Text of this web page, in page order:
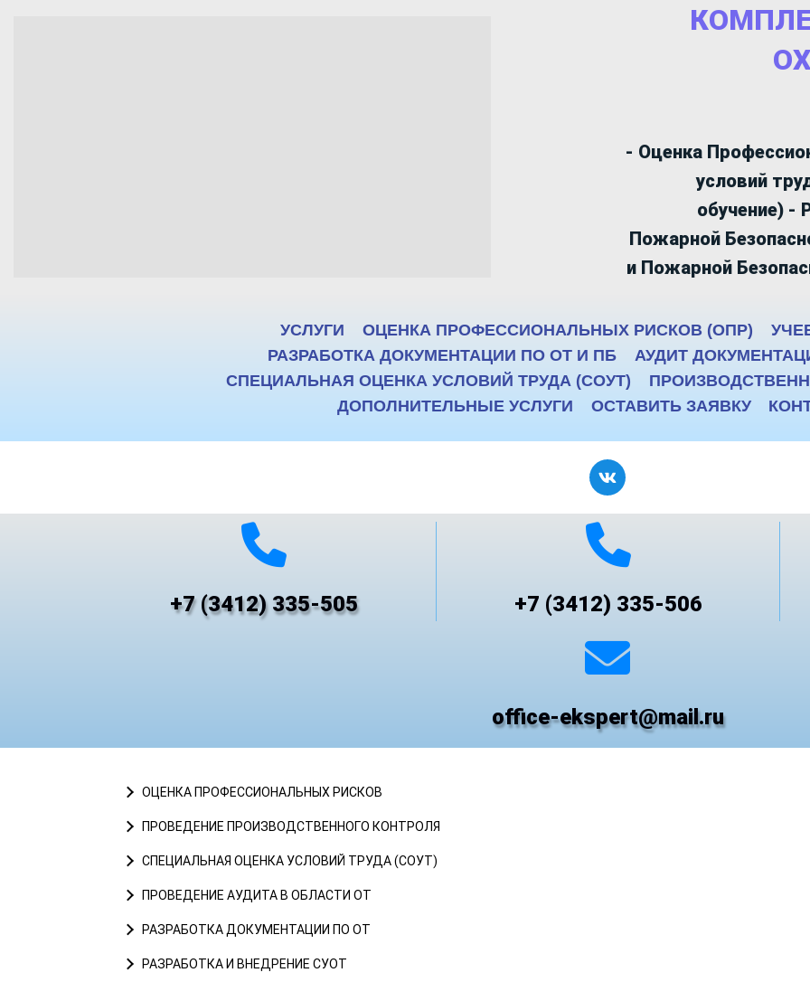
- Оценка
условий
обучение) -
Пожарной
и Пожарной
УСЛУГИ ОЦЕНКА ПРОФЕССИОНАЛЬНЫХ РИСКОВ (ОПР)
РАЗРАБОТКА ДОКУМЕНТАЦИИ ПО ОТ И ПБ
АУДИТ
СПЕЦИАЛЬНАЯ ОЦЕНКА УСЛОВИЙ ТРУДА (СОУТ)
ДОПОЛНИТЕЛЬНЫЕ УСЛУГИ
ОСТАВИТЬ ЗАЯВКУ
+7 (3412) 335-505 +7 (3412) 335-506
office-ekspert@mail.ru
ОЦЕНКА ПРОФЕССИОНАЛЬНЫХ РИСКОВ
ПРОВЕДЕНИЕ ПРОИЗВОДСТВЕННОГО КОНТРОЛЯ
СПЕЦИАЛЬНАЯ ОЦЕНКА УСЛОВИЙ ТРУДА (СОУТ)
ПРОВЕДЕНИЕ АУДИТА В ОБЛАСТИ ОТ
РАЗРАБОТКА ДОКУМЕНТАЦИИ ПО ОТ
РАЗРАБОТКА И ВНЕДРЕНИЕ СУОТ